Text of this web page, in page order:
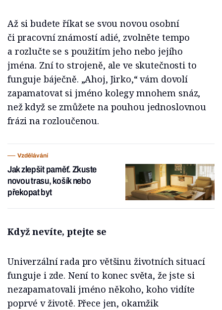
Až si budete říkat se svou novou osobní
či pracovní známostí adié, zvolněte tempo
a rozlučte se s použitím jeho nebo jejího
jména. Zní to strojeně, ale ve skutečnosti to
funguje báječně. „Ahoj, Jirko,“ vám dovolí
zapamatovat si jméno kolegy mnohem snáz,
než když se zmůžete na pouhou jednoslovnou
frázi na rozloučenou.
Vzdělávání
Jak zlepšit paměť. Zkuste
novou trasu, košík nebo
překopat byt
Když nevíte, ptejte se
Univerzální rada pro většinu životních situací
funguje i zde. Není to konec světa, že jste si
nezapamatovali jméno někoho, koho vidíte
poprvé v životě. Přece jen, okamžik